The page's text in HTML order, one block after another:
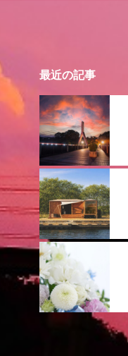
最近の記事